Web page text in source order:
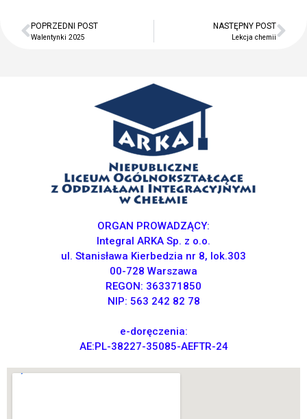
POPRZEDNI POST
Walentynki 2025
NASTĘPNY POST
Lekcja chemii
ORGAN PROWADZĄCY:
Integral ARKA Sp. z o.o.
ul. Stanisława Kierbedzia nr 8, lok.303
00-728 Warszawa
REGON: 363371850
NIP: 563 242 82 78
e-doręczenia:
AE:PL-38227-35085-AEFTR-24